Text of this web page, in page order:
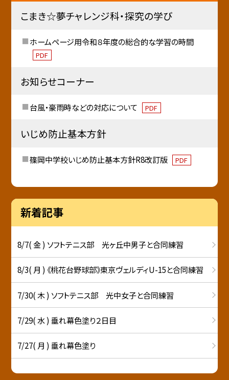
こまき☆夢チャレンジ科・探究の学び
ホームページ用令和８年度の総合的な学習の時間
PDF
お知らせコーナー
台風・豪雨時などの対応について PDF
いじめ防止基本方針
篠岡中学校いじめ防止基本方針R8改訂版 PDF
新着記事
8/7( 金 ) ソフトテニス部 光ヶ丘中男子と合同練習
8/3( 月 ) 《桃花台野球部》東京ヴェルディU-15と合同練習
7/30( 木 ) ソフトテニス部 光中女子と合同練習
7/29( 水 ) 垂れ幕色塗り２日目
7/27( 月 ) 垂れ幕色塗り